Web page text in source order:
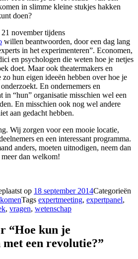
in slimme kleine stukjes hakken
doen?
november tijdens
willen beantwoorden, door een dag lang
in het experimenteren”. Economen,
en psychologen die weten hoe je netjes
doet. Maar ook theatermakers en
hun eigen ideeën hebben over hoe je
En ondernemers en
in “hun” organisatie misschien wel een
En misschien ook nog wel andere
aan gedacht hebben.
Wij zorgen voor een mooie locatie,
en een interessant programma.
anders, moeten uitnodigen, neem dan
dan welkom!
op 18 september 2014Categorieën
Tags expertmeeting, expertpanel,
, vragen, wetenschap
“Hoe kun je
een revolutie?”